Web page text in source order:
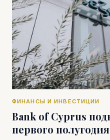
ФИНАНСЫ И ИНВЕСТИЦИИ
Bank of Cyprus
первого полугодия